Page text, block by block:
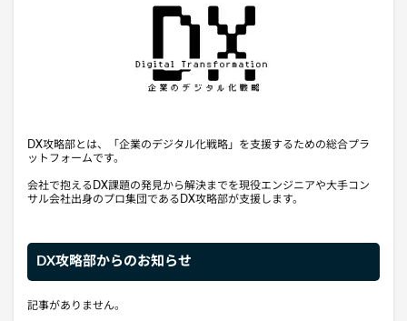
DX攻略部とは、「企業のデジタル化戦略」を支援するための総合プラ
ットフォームです。
会社で抱えるDX課題の発見から解決までを現役エンジニアや大手コン
サル会社出身のプロ集団であるDX攻略部が支援します。
DX攻略部からのお知らせ
記事がありません。